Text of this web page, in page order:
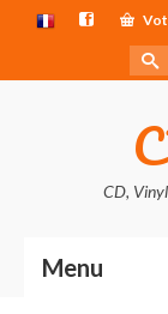
CD,
Menu